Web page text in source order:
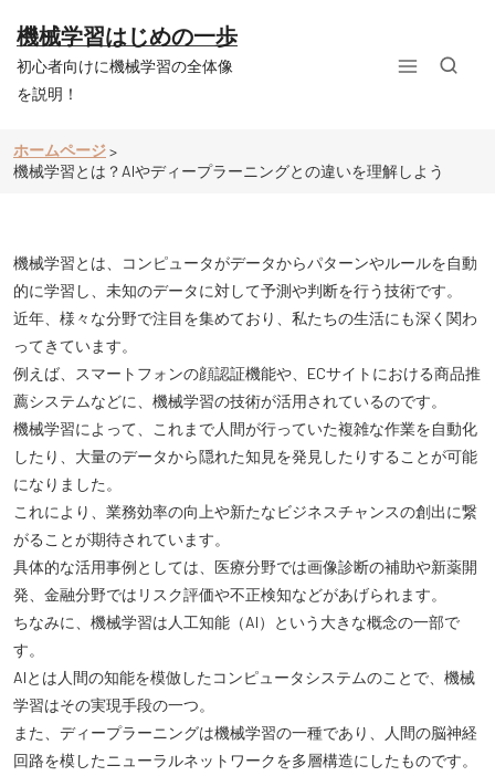
キ
ッ
機械学習はじめの一歩
初心者向けに機械学習の全体像
を説明！
ホームページ>
機械学習とは？AIやディープラーニングとの違いを理解しよう
機械学習とは、コンピュータがデータからパターンやルールを自動
的に学習し、未知のデータに対して予測や判断を行う技術です。
近年、様々な分野で注目を集めており、私たちの生活にも深く関わ
ってきています。
例えば、スマートフォンの顔認証機能や、ECサイトにおける商品推
薦システムなどに、機械学習の技術が活用されているのです。
機械学習によって、これまで人間が行っていた複雑な作業を自動化
したり、大量のデータから隠れた知見を発見したりすることが可能
になりました。
これにより、業務効率の向上や新たなビジネスチャンスの創出に繋
がることが期待されています。
具体的な活用事例としては、医療分野では画像診断の補助や新薬開
発、金融分野ではリスク評価や不正検知などがあげられます。
ちなみに、機械学習は人工知能（AI）という大きな概念の一部で
す。
AIとは人間の知能を模倣したコンピュータシステムのことで、機械
学習はその実現手段の一つ。
また、ディープラーニングは機械学習の一種であり、人間の脳神経
回路を模したニューラルネットワークを多層構造にしたものです。